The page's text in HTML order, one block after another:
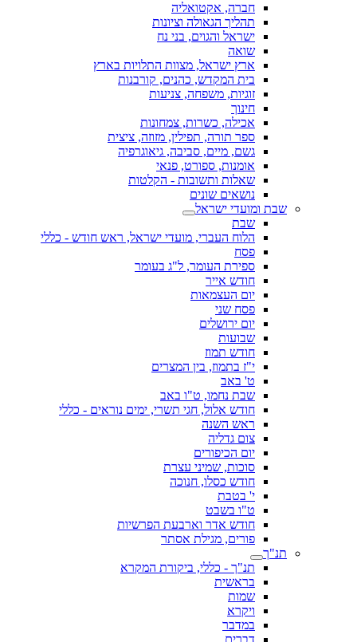
חברה, אקטואליה
תהליך הגאולה וציונות
ישראל והגוים, בני נח
שואה
ארץ ישראל, מצוות התלויות בארץ
בית המקדש, כהנים, קורבנות
זוגיות, משפחה, צניעות
חינוך
אכילה, כשרות, צמחונות
ספר תורה, תפילין, מזוזה, ציצית
גשם, מיים, סביבה, גיאוגרפיה
אומנות, ספורט, פנאי
שאלות ותשובות - הקלטות
נושאים שונים
שבת ומועדי ישראל
שבת
הלוח העברי, מועדי ישראל, ראש חודש - כללי
פסח
ספירת העומר, ל"ג בעומר
חודש אייר
יום העצמאות
פסח שני
יום ירושלים
שבועות
חודש תמוז
י"ז בתמוז, בין המצרים
ט' באב
שבת נחמו, ט"ו באב
חודש אלול, חגי תשרי, ימים נוראים - כללי
ראש השנה
צום גדליה
יום הכיפורים
סוכות, שמיני עצרת
חודש כסלו, חנוכה
י' בטבת
ט"ו בשבט
חודש אדר וארבעת הפרשיות
פורים, מגילת אסתר
תנ"ך
תנ"ך - כללי, ביקורת המקרא
בראשית
שמות
ויקרא
במדבר
דברים